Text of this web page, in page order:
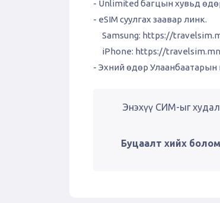
- Unlimited багцын хувьд
- eSIM суулгах заавар линк.
Samsung: https://
iPhone: https://
- Эхний өдөр Улаанбаатарын
Энэхүү СИМ-ыг
Буцаалт хийх